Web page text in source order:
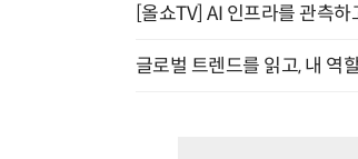
[올쇼TV] AI 인프라를 관측
글로벌 트렌드를 읽고, 내 역